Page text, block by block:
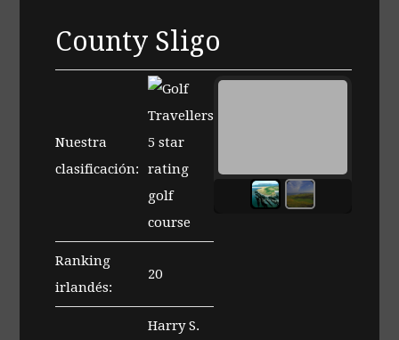
County Sligo
Nuestra
clasificación:
Ranking
irlandés:
20
Harry S.